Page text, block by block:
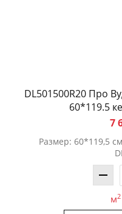
DL501500R20 Про
60*119.5
7
Размер: 60*119,5
м2